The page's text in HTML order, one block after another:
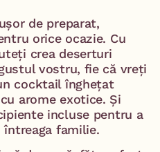
de preparat,
orice ocazie. Cu
crea deserturi
vostru, fie că vreți
cocktail înghețat
arome exotice. Și
incluse pentru a
familie.